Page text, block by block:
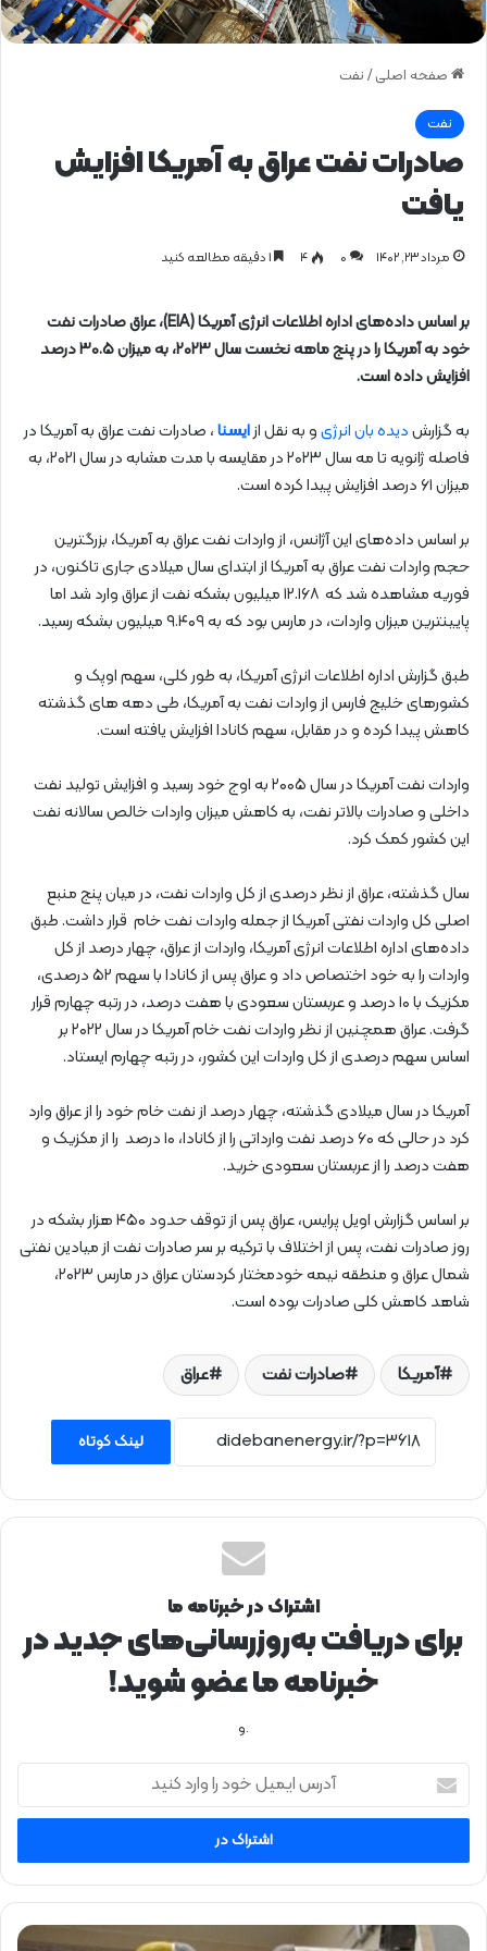
صفحه اصلی / نفت
نفت
صادرات نفت عراق به آمریکا افزایش
یافت
مرداد ۲۳, ۱۴۰۲ 0 ۴
بر اساس داده‌های اداره اطلاعات انرژی آمریکا (EIA)، عراق صادرات نفت
خود به آمریکا را در پنج ماهه نخست سال ۲۰۲۳، به میزان ۳۰.۵ درصد
افزایش داده است.
به گزارشدیده بان انرژیو به نقل ازایسنا، صادرات نفت عراق به آمریکا در
فاصله ژانویه تا مه سال ۲۰۲۳ در مقایسه با مدت مشابه در سال ۲۰۲۱، به
میزان ۶۱ درصد افزایش پیدا کرده است.
بر اساس داده‌های این آژانس، از واردات نفت عراق به آمریکا، بزرگترین
حجم واردات نفت عراق به آمریکا از ابتدای سال میلادی جاری تاکنون، در
فوریه مشاهده شد که ۱۲.۱۶۸ میلیون بشکه نفت از عراق وارد شد اما
پایینترین میزان واردات، در مارس بود که به ۹.۴۰۹ میلیون بشکه رسید.
طبق گزارش اداره اطلاعات انرژی آمریکا، به طور کلی، سهم اوپک و
کشورهای خلیج فارس از واردات نفت به آمریکا، طی دهه های گذشته
کاهش پیدا کرده و در مقابل، سهم کانادا افزایش یافته است.
واردات نفت آمریکا در سال ۲۰۰۵ به اوج خود رسید و افزایش تولید نفت
داخلی و صادرات بالاتر نفت، به کاهش میزان واردات خالص سالانه نفت
این کشور کمک کرد.
سال گذشته، عراق از نظر درصدی از کل واردات نفت، در میان پنج منبع
اصلی کل واردات نفتی آمریکا از جمله واردات نفت خام قرار داشت. طبق
داده‌های اداره اطلاعات انرژی آمریکا، واردات از عراق، چهار درصد از کل
واردات را به خود اختصاص داد و عراق پس از کانادا با سهم ۵۲ درصدی،
مکزیک با ۱۰ درصد و عربستان سعودی با هفت درصد، در رتبه چهارم قرار
گرفت. عراق همچنین از نظر واردات نفت خام آمریکا در سال ۲۰۲۲ بر
اساس سهم درصدی از کل واردات این کشور، در رتبه چهارم ایستاد.
آمریکا در سال میلادی گذشته، چهار درصد از نفت خام خود را از عراق وارد
کرد در حالی که ۶۰ درصد نفت وارداتی را از کانادا، ۱۰ درصد را از مکزیک و
هفت درصد را از عربستان سعودی خرید.
بر اساس گزارش اویل پرایس، عراق پس از توقف حدود ۴۵۰ هزار بشکه در
روز صادرات نفت، پس از اختلاف با ترکیه بر سر صادرات نفت از میادین نفتی
شمال عراق و منطقه نیمه خودمختار کردستان عراق در مارس ۲۰۲۳،
شاهد کاهش کلی صادرات بوده است.
آمریکا صادرات نفت عراق
لینک کوتاه
اشتراک در خبرنامه ما
برای دریافت به‌روزرسانی‌های جدید در
خبرنامه ما عضو شوید!
.و
آ
ر
ا
ی
م
ی
ق